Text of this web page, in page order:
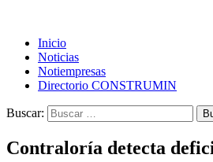
Inicio
Noticias
Notiempresas
Directorio CONSTRUMIN
Buscar:
Contraloría detecta